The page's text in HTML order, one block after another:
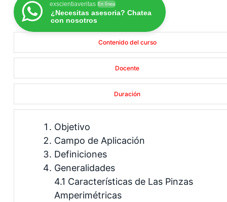
exscientiaveritas En línea
¿Necesitas asesoria? Chatea
con nosotros
Contenido del curso
Docente
Duración
Objetivo
Campo de Aplicación
Definiciones
Generalidades
4.1 Características de Las Pinzas
Amperimétricas